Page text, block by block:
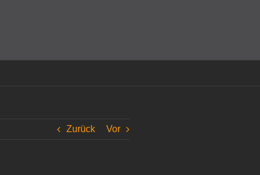
Zurück Vor
dass Cookies gesetzt werden.